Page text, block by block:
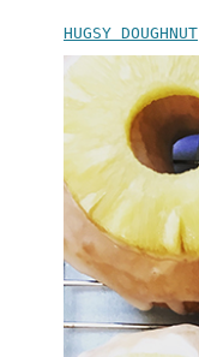
HUGSY DOUGHNUT